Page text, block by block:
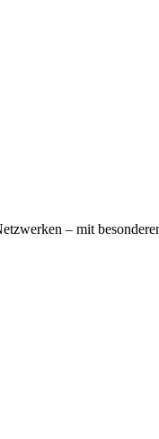
– mit